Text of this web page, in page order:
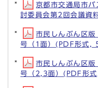
京都市交通局市バ
討委員会第2回会議
市民しんぶん区
号（1面）(PDF形式,
市民しんぶん区
号（2,3面）(PDF形